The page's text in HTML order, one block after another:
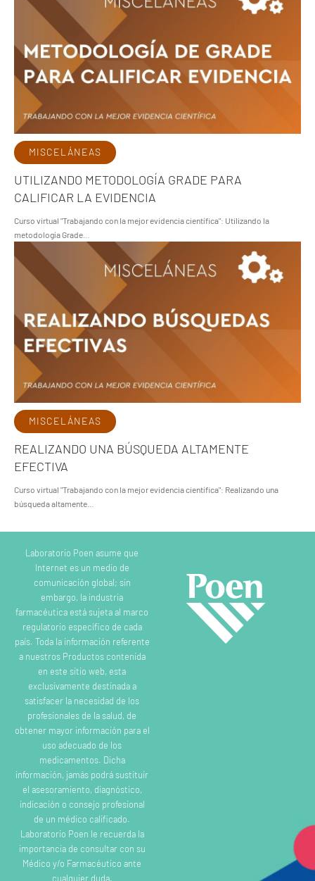
MISCELÁNEAS
UTILIZANDO METODOLOGÍA GRADE PARA
CALIFICAR LA EVIDENCIA
Curso virtual "Trabajando con la mejor evidencia científica": Utilizando la
metodología Grade…
MISCELÁNEAS
REALIZANDO UNA BÚSQUEDA ALTAMENTE
EFECTIVA
Curso virtual "Trabajando con la mejor evidencia científica": Realizando una
búsqueda altamente…
Laboratorio Poen asume que
Internet es un medio de
comunicación global; sin
embargo, la industria
farmacéutica está sujeta al marco
regulatorio específico de cada
país. Toda la información referente
a nuestros Productos contenida
en este sitio web, esta
exclusivamente destinada a
satisfacer la necesidad de los
profesionales de la salud, de
obtener mayor información para el
uso adecuado de los
medicamentos. Dicha
información, jamás podrá sustituir
el asesoramiento, diagnóstico,
indicación o consejo profesional
de un médico calificado.
Laboratorio Poen le recuerda la
importancia de consultar con su
Médico y/o Farmacéutico ante
cualquier duda.